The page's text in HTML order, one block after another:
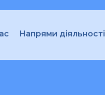
Напрями діяльності